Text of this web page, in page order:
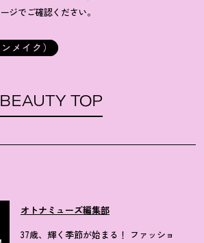
ジでご確認ください。
メイク）
BEAUTY TOP
オトナミューズ編集部
37歳、輝く季節が始まる！ ファッショ